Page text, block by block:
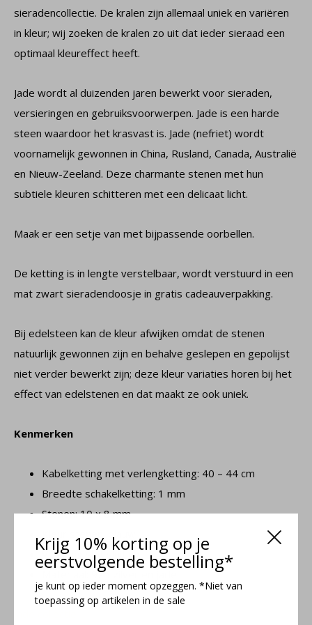
Krijg 10% korting op je
eerstvolgende bestelling*
je kunt op ieder moment opzeggen. *Niet van
toepassing op artikelen in de sale
sieradencollectie. De kralen zijn allemaal uniek en variëren
in kleur; wij zoeken de kralen zo uit dat ieder sieraad een
optimaal kleureffect heeft.
Jade wordt al duizenden jaren bewerkt voor sieraden,
versieringen en gebruiksvoorwerpen. Jade is een harde
steen waardoor het krasvast is. Jade (nefriet) wordt
voornamelijk gewonnen in China, Rusland, Canada, Australië
en Nieuw-Zeeland. Deze charmante stenen met hun
subtiele kleuren schitteren met een delicaat licht.
Maak er een setje van met bijpassende oorbellen.
De ketting is in lengte verstelbaar, wordt verstuurd in een
mat zwart sieradendoosje in gratis cadeauverpakking.
Bij edelsteen kan de kleur afwijken omdat de stenen
natuurlijk gewonnen zijn en behalve geslepen en gepolijst
niet verder bewerkt zijn; deze kleur variaties horen bij het
effect van edelstenen en dat maakt ze ook uniek.
Kenmerken
Kabelketting met verlengketting: 40 – 44 cm
Breedte schakelketting: 1 mm
Stenen: 10 x 8 mm
Kleur stenen: blauw
Veerring slot sluiting
Materiaal: 925 zilver en jade